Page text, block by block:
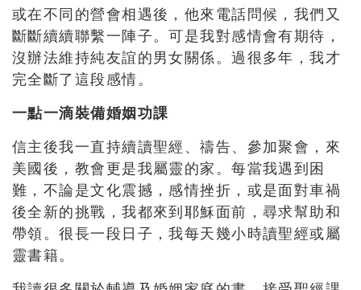
或在不同的營會相遇後，他來電話問候，我們又
斷斷續續聯繫一陣子。可是我對感情會有期待，
沒辦法維持純友誼的男女關係。過很多年，我才
完全斷了這段感情。
一點一滴裝備婚姻功課
信主後我一直持續讀聖經、禱告、參加聚會，來
美國後，教會更是我屬靈的家。每當我遇到困
難，不論是文化震撼，感情挫折，或是面對車禍
後全新的挑戰，我都來到耶穌面前，尋求幫助和
帶領。很長一段日子，我每天幾小時讀聖經或屬
靈書籍。